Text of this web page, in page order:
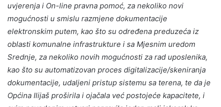
uvjerenja i On-line pravna pomoć, za nekoliko novi
mogućnosti u smislu razmjene dokumentacije
elektronskim putem, kao što su određena preduzeća iz
oblasti komunalne infrastrukture i sa Mjesnim uredom
Srednje, za nekoliko novih mogućnosti za rad uposlenika,
kao što su automatizovan proces digitalizacije/skeniranja
dokumentacije, udaljeni pristup sistemu sa terena, te da je
Općina Ilijaš proširila i ojačala već postojeće kapacitete, i